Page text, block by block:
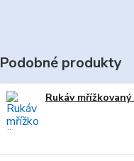
Podobné produkty
Rukáv